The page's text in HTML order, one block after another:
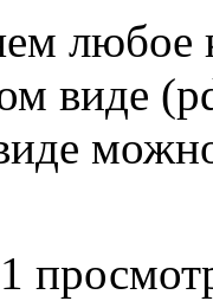
любое
виде